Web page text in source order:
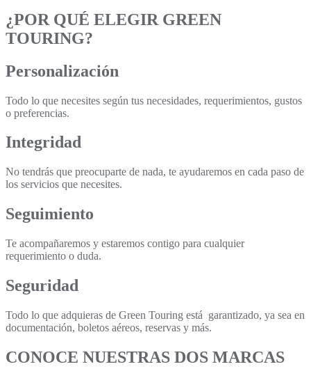
¿POR QUÉ ELEGIR GREEN
TOURING?
Personalización
Todo lo que necesites según tus necesidades, requerimientos, gustos
o preferencias.
Integridad
No tendrás que preocuparte de nada, te ayudaremos en cada paso de
los servicios que necesites.
Seguimiento
Te acompañaremos y estaremos contigo para cualquier
requerimiento o duda.
Seguridad
Todo lo que adquieras de Green Touring está garantizado, ya sea en
documentación, boletos aéreos, reservas y más.
CONOCE NUESTRAS DOS MARCAS